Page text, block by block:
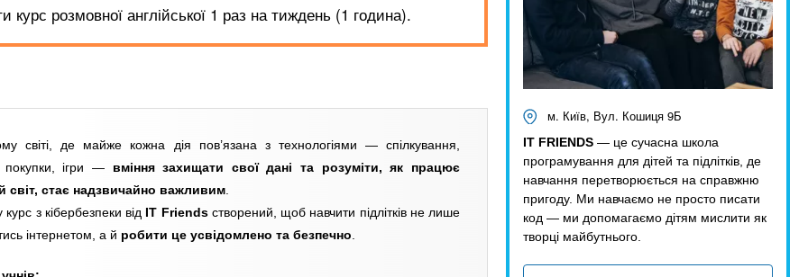
розмовної англійської 1 раз на тиждень (1 година).
світі, де майже кожна дія пов’язана з технологіями — спілкування,
покупки, ігри — вміння захищати свої дані та розуміти, як працює
світ, стає надзвичайно важливим
з кібербезпеки від IT Friendsстворений, щоб навчити підлітків не лише
інтернетом, а й робити це усвідомлено та безпечно
м. Київ, Вул. Кошиця 9Б
IT FRIENDS — це сучасна школа
програмування для дітей та підлітків, де
навчання перетворюється на справжню
пригоду. Ми навчаємо не просто писати
код — ми допомагаємо дітям мислити як
творці майбутнього.